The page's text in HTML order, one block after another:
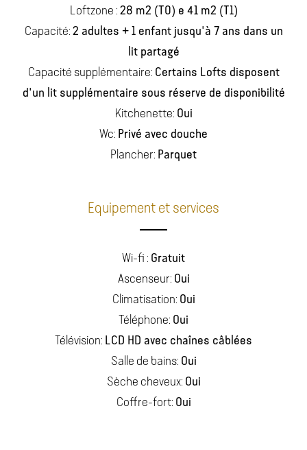
Loftzone : 28 m2 (T0) e 41 m2 (T1)
Capacité: 2 adultes + 1 enfant jusqu'à 7 ans dans un
lit partagé
Capacité supplémentaire: Certains Lofts disposent
d'un lit supplémentaire sous réserve de disponibilité
Kitchenette: Oui
Wc: Privé avec douche
Plancher: Parquet
Equipement et services
Wi-fi : Gratuit
Ascenseur: Oui
Climatisation: Oui
Téléphone: Oui
Télévision: LCD HD avec chaînes câblées
Salle de bains: Oui
Sèche cheveux: Oui
Coffre-fort: Oui